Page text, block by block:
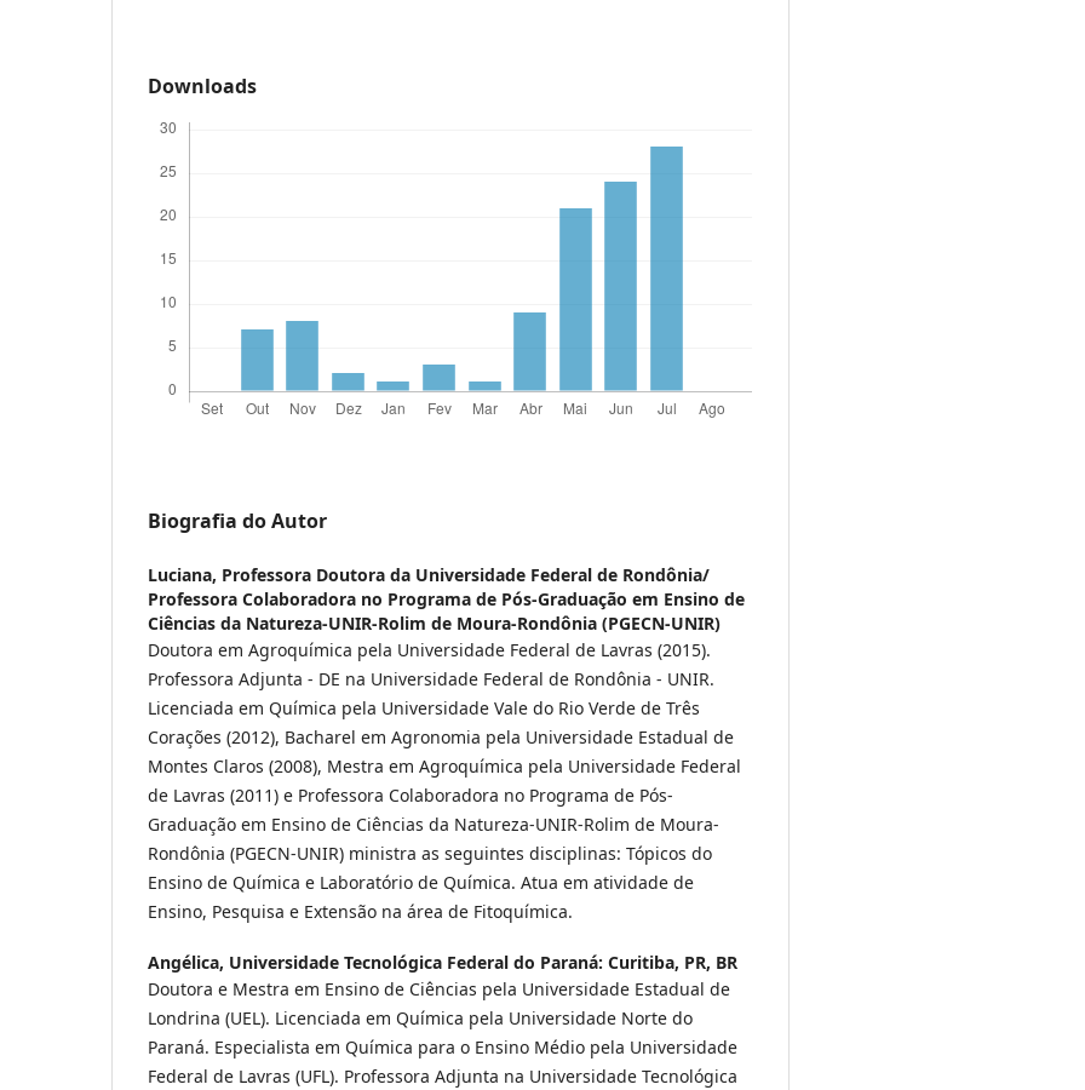
Downloads
Biografia do Autor
Luciana, Professora Doutora da Universidade Federal de Rondônia/
Professora Colaboradora no Programa de Pós-Graduação em Ensino de
Ciências da Natureza-UNIR-Rolim de Moura-Rondônia (PGECN-UNIR)
Doutora em Agroquímica pela Universidade Federal de Lavras (2015).
Professora Adjunta - DE na Universidade Federal de Rondônia - UNIR.
Licenciada em Química pela Universidade Vale do Rio Verde de Três
Corações (2012), Bacharel em Agronomia pela Universidade Estadual de
Montes Claros (2008), Mestra em Agroquímica pela Universidade Federal
de Lavras (2011) e Professora Colaboradora no Programa de Pós-
Graduação em Ensino de Ciências da Natureza-UNIR-Rolim de Moura-
Rondônia (PGECN-UNIR) ministra as seguintes disciplinas: Tópicos do
Ensino de Química e Laboratório de Química. Atua em atividade de
Ensino, Pesquisa e Extensão na área de Fitoquímica.
Angélica, Universidade Tecnológica Federal do Paraná: Curitiba, PR, BR
Doutora e Mestra em Ensino de Ciências pela Universidade Estadual de
Londrina (UEL). Licenciada em Química pela Universidade Norte do
Paraná. Especialista em Química para o Ensino Médio pela Universidade
Federal de Lavras (UFL). Professora Adjunta na Universidade Tecnológica